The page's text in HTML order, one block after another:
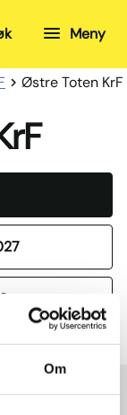
Om
Meny
Østre Toten KrF